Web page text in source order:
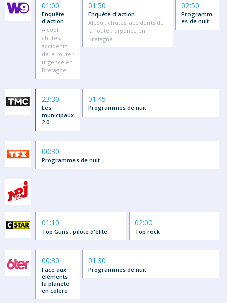
01:00
Enquête
d'action
Alcool,
chutes,
accidents
de la route :
urgence en
Bretagne
01:50
Enquête d'action
Alcool, chutes, accidents de
la route : urgence en
Bretagne
02:50
Programm
es de nuit
23:30
Les
municipaux
2.0
01:45
Programmes de nuit
00:30
Programmes de nuit
01:10
Top Guns : pilote d'élite
02:00
Top rock
00:30
Face aux
éléments :
la planète
en colère
01:30
Programmes de nuit